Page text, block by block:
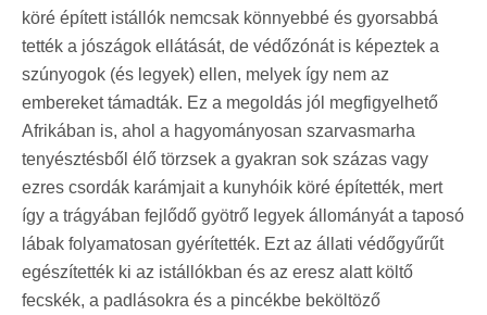
köré épített istállók nemcsak könnyebbé és gyorsabbá
tették a jószágok ellátását, de védőzónát is képeztek a
szúnyogok (és legyek) ellen, melyek így nem az
embereket támadták. Ez a megoldás jól megfigyelhető
Afrikában is, ahol a hagyományosan szarvasmarha
tenyésztésből élő törzsek a gyakran sok százas vagy
ezres csordák karámjait a kunyhóik köré építették, mert
így a trágyában fejlődő gyötrő legyek állományát a taposó
lábak folyamatosan gyérítették. Ezt az állati védőgyűrűt
egészítették ki az istállókban és az eresz alatt költő
fecskék, a padlásokra és a pincékbe beköltöző